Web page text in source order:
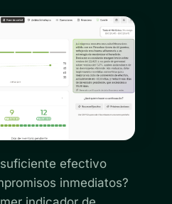
efectivo
inmediatos?